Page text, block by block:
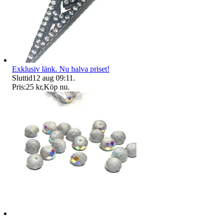
Exklusiv länk. Nu halva priset!
Sluttid12 aug 09:11 .
Pris:25 kr,Köp nu.